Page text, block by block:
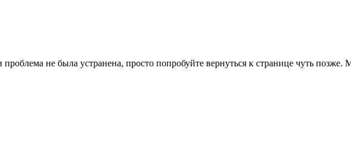
не была устранена, просто попробуйте вернуться к странице чуть